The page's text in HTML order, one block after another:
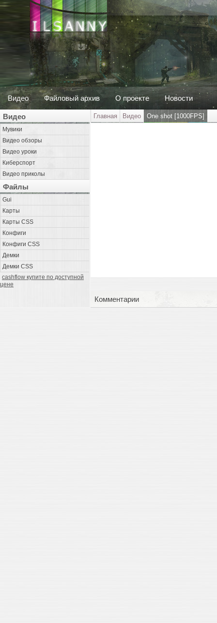
Видео Файловый архив О проекте Новости
Видео
Мувики
Видео обзоры
Видео уроки
Киберспорт
Видео приколы
Файлы
Gui
Карты
Карты CSS
Конфиги
Конфиги CSS
Демки
Демки CSS
cashflow купите по доступной
цене
Главная Видео One shot [1000FPS]
Комментарии